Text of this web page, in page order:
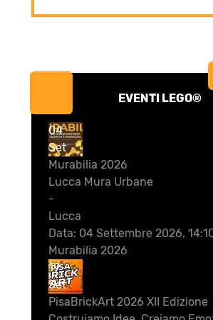
EVENTI LEGO®
04
Set
Murabilia 2026
Lucca Mura Urbane
-
Lucca
Data: 04 Settembre 2026,
Murabilia 2026
19
Set
PisaBrickArt 2026 XII Edizione